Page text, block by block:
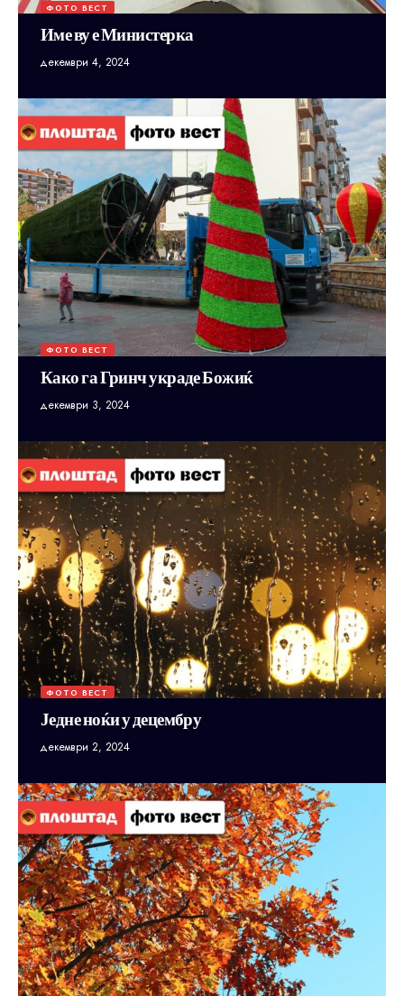
ФОТО ВЕСТ
Име ву е Министерка
декември 4, 2024
ФОТО ВЕСТ
Како га Гринч украде Божиќ
декември 3, 2024
ФОТО ВЕСТ
Једне ноќи у децембру
декември 2, 2024